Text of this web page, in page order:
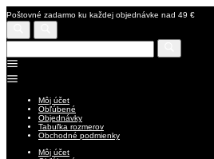
Poštovné zadarmo ku každej objednávke nad 49 €
Môj účet
Obľúbené
Objednávky
Tabuľka rozmerov
Obchodné podmienky
Môj účet